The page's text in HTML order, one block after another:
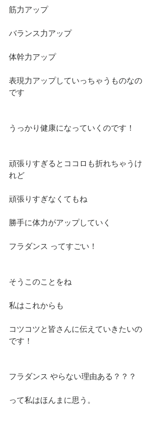
筋力アップ
バランス力アップ
体幹力アップ
表現力アップしていっちゃうものなの
です
うっかり健康になっていくのです！
頑張りすぎるとココロも折れちゃうけ
れど
頑張りすぎなくてもね
勝手に体力がアップしていく
フラダンス ってすごい！
そうこのことをね
私はこれからも
コツコツと皆さんに伝えていきたいの
です！
フラダンス やらない理由ある？？？
って私はほんまに思う。